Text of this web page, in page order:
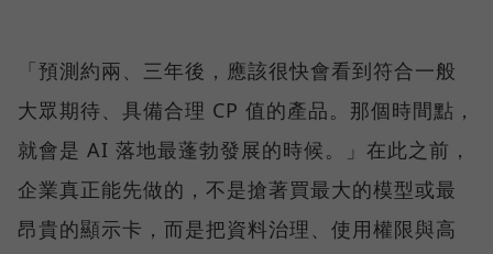
「預測約兩、三年後，應該很快會看到符合一般
大眾期待、具備合理 CP 值的產品。那個時間點，
就會是 AI 落地最蓬勃發展的時候。」在此之前，
企業真正能先做的，不是搶著買最大的模型或最
昂貴的顯示卡，而是把資料治理、使用權限與高